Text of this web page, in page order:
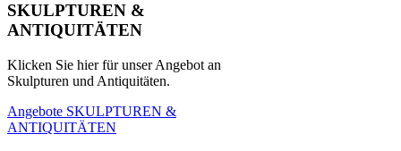
SKULPTUREN &
ANTIQUITÄTEN
Klicken Sie hier für unser Angebot an
Skulpturen und Antiquitäten.
Angebote SKULPTUREN &
ANTIQUITÄTEN